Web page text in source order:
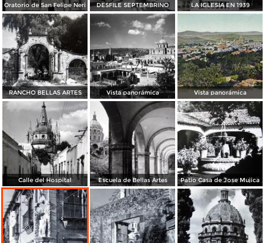
Oratorio de San Felipe Neri DESFILE SEPTEMBRINO LA IGLESIA EN 1939
RANCHO BELLAS ARTES Vista panorámica Vista panorámica
Calle del Hospital Escuela de Bellas Artes Patio Casa de Jose Mujica